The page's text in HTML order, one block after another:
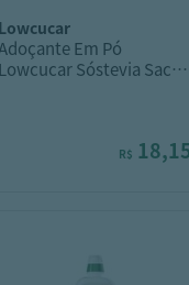
lowcucar
Em Pó
Lowcucar Sóstevia Sachê
R$